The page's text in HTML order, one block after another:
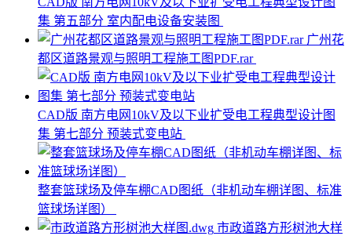
集 第五部分 室内配电设备安装图
广州花
都区道路景观与照明工程施工图PDF.rar
CAD版 南方电网10kV及以下业扩受电工程典型设计图
集 第七部分 预装式变电站
整套篮球场及停车棚CAD图纸（非机动车棚详图、标准
篮球场详图）
市政道路方形树池大样